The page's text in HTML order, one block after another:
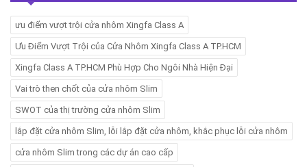
ưu điểm vượt trội cửa nhôm Xingfa Class A
Ưu Điểm Vượt Trội của Cửa Nhôm Xingfa Class A TP.HCM
Xingfa Class A TP.HCM Phù Hợp Cho Ngôi Nhà Hiện Đại
Vai trò then chốt của cửa nhôm Slim
SWOT của thị trường cửa nhôm Slim
lắp đặt cửa nhôm Slim, lỗi lắp đặt cửa nhôm, khắc phục lỗi cửa nhôm
cửa nhôm Slim trong các dự án cao cấp